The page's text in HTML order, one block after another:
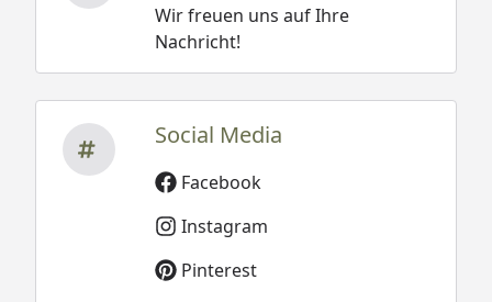
Wir freuen uns auf Ihre
Nachricht!
Social Media
Facebook
Instagram
Pinterest